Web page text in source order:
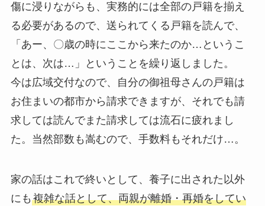
傷に浸りながらも、実務的には全部の戸籍を揃え
る必要があるので、送られてくる戸籍を読んで、
「あー、〇歳の時にここから来たのか…というこ
とは、次は…」ということを繰り返しました。
今は広域交付なので、自分の御祖母さんの戸籍は
お住まいの都市から請求できますが、それでも請
求しては読んでまた請求しては流石に疲れまし
た。当然部数も嵩むので、手数料もそれだけ…。
家の話はこれで終いとして、養子に出された以外
にも 複雑な話として、両親が離婚・再婚をしてい